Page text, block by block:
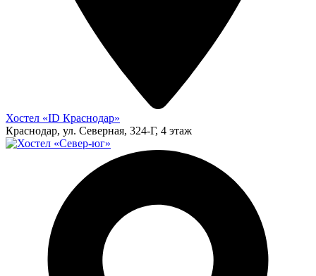
Хостел «ID Краснодар»
Краснодар, ул. Северная, 324-Г, 4 этаж